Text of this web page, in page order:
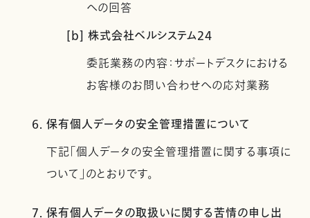
への回答
[b] 株式会社ベルシステム24
委託業務の内容：サポートデスクにおける
お客様のお問い合わせへの応対業務
6. 保有個人データの安全管理措置について
下記「個人データの安全管理措置に関する事項に
ついて」のとおりです。
7. 保有個人データの取扱いに関する苦情の申し出